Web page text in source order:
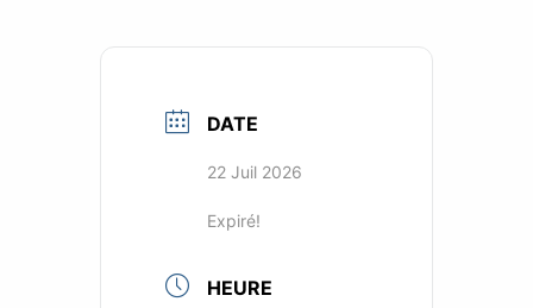
DATE
22 Juil 2026
Expiré!
HEURE